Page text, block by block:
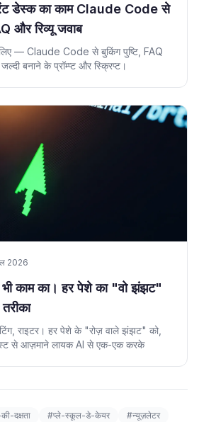
डेस्क का काम Claude Code से
और रिव्यू जवाब
— Claude Code से बुकिंग पुष्टि, FAQ
बनाने के प्रॉम्प्ट और स्क्रिप्ट।
2026
भी काम का। हर पेशे का "वो झंझट"
राइटर। हर पेशे के "रोज़ वाले झंझट" को,
पेस्ट से आज़माने लायक AI से एक-एक करके
दक्षता #प्ले-स्कूल-डे-केयर #न्यूज़लेटर